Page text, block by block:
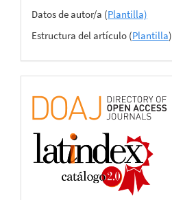
Archivos
del
envío
Datos de autor/a (Plantilla)
Estructura del artículo (Plantilla)
certificado
de
adhesión